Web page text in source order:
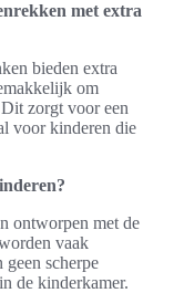
met extra
bieden extra
om
Dit zorgt voor een
voor kinderen die
ontworpen met de
vaak
geen scherpe
de kinderkamer.